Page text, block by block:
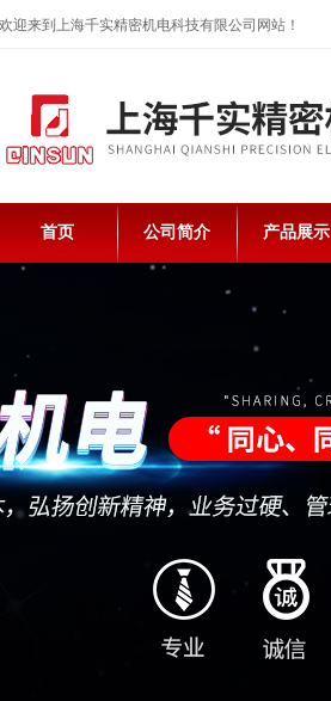
欢迎来到上海千实精密机电科技有限公司网站！
首页 公司简介 产品展示